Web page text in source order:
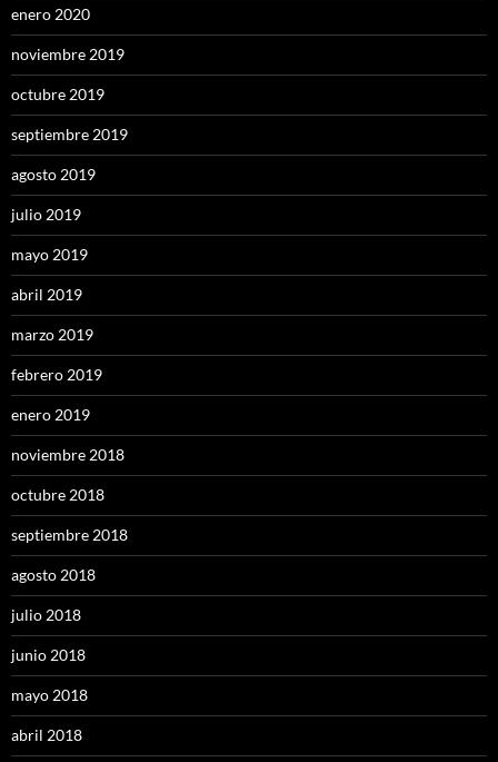
enero 2020
noviembre 2019
octubre 2019
septiembre 2019
agosto 2019
julio 2019
mayo 2019
abril 2019
marzo 2019
febrero 2019
enero 2019
noviembre 2018
octubre 2018
septiembre 2018
agosto 2018
julio 2018
junio 2018
mayo 2018
abril 2018